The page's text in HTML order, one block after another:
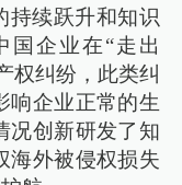
持续跃升和知识
国企业在“走出
权纠纷，此类纠
响企业正常的生
况创新研发了知
海外被侵权损失